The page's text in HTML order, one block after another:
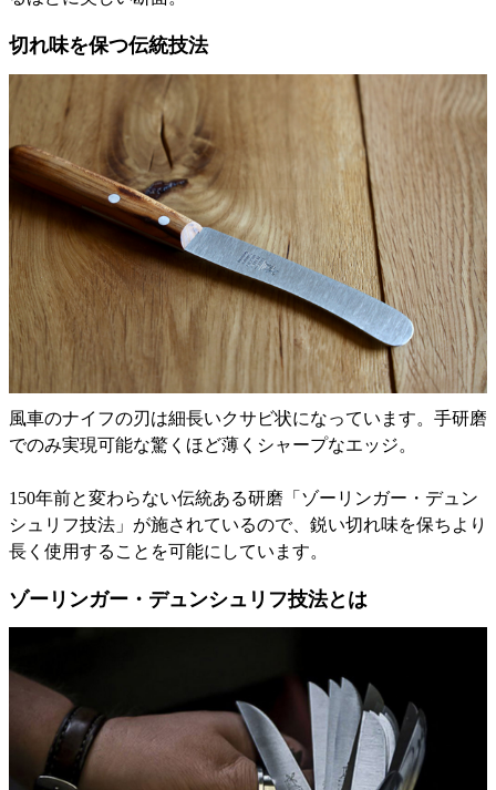
切れ味を保つ伝統技法
風車のナイフの刃は細長いクサビ状になっています。手研磨
でのみ実現可能な驚くほど薄くシャープなエッジ。
150年前と変わらない伝統ある研磨「ゾーリンガー・デュン
シュリフ技法」が施されているので、鋭い切れ味を保ちより
長く使用することを可能にしています。
ゾーリンガー・デュンシュリフ技法とは